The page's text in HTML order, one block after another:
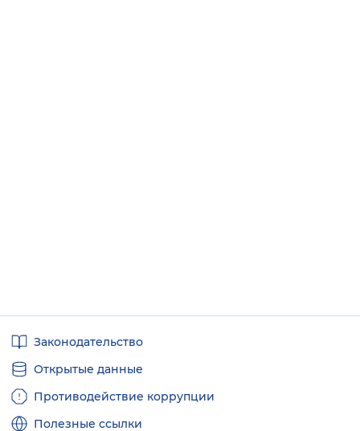
ссылкиЗаконодательство
Открытые данные
Противодействие коррупции
Полезные ссылки